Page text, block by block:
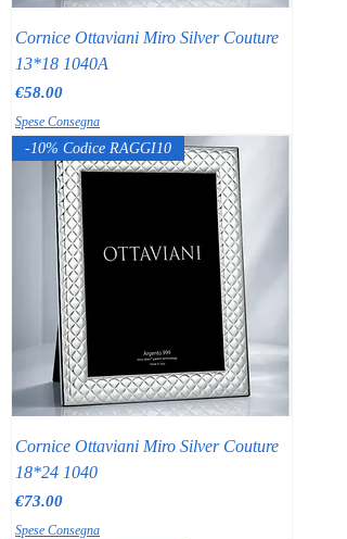
Cornice Ottaviani Miro Silver Couture
13*18 1040A
Price
€58.00
Spese Consegna
-10% Codice RAGGI10
Cornice Ottaviani Miro Silver Couture
18*24 1040
Price
€73.00
Spese Consegna